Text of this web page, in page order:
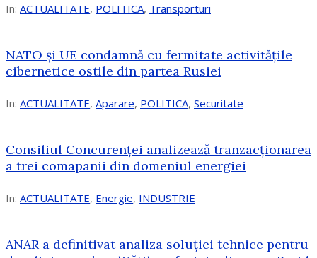
In: ACTUALITATE, POLITICA, Transporturi
NATO și UE condamnă cu fermitate activitățile
cibernetice ostile din partea Rusiei
In: ACTUALITATE, Aparare, POLITICA, Securitate
Consiliul Concurenţei analizează tranzacționarea
a trei comapanii din domeniul energiei
In: ACTUALITATE, Energie, INDUSTRIE
ANAR a definitivat analiza soluției tehnice pentru